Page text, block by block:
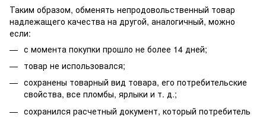
Таким образом, обменять непродовольственный товар
надлежащего качества на другой, аналогичный, можно
если:
с момента покупки прошло не более 14 дней;
товар не использовался;
сохранены товарный вид товара, его потребительские
свойства, все пломбы, ярлыки и т. д.;
сохранился расчетный документ, который потребитель